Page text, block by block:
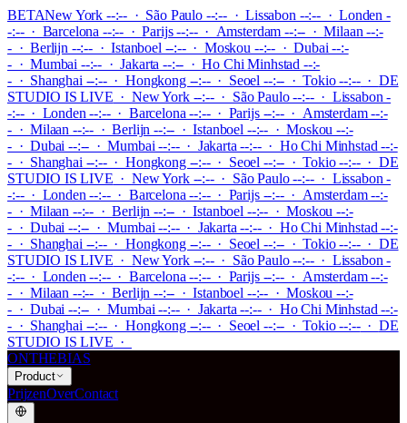
BETANew York --:-- · São Paulo --:-- · Lissabon --:-- · Londen -
-:-- · Barcelona --:-- · Parijs --:-- · Amsterdam --:-- · Milaan --:-
- · Berlijn --:-- · Istanboel --:-- · Moskou --:-- · Dubai --:-
- · Mumbai --:-- · Jakarta --:-- · Ho Chi Minhstad --:-
- · Shanghai --:-- · Hongkong --:-- · Seoel --:-- · Tokio --:--· DE
STUDIO IS LIVE · New York --:-- · São Paulo --:-- · Lissabon -
-:-- · Londen --:-- · Barcelona --:-- · Parijs --:-- · Amsterdam --:-
- · Milaan --:-- · Berlijn --:-- · Istanboel --:-- · Moskou --:-
- · Dubai --:-- · Mumbai --:-- · Jakarta --:-- · Ho Chi Minhstad --:-
- · Shanghai --:-- · Hongkong --:-- · Seoel --:-- · Tokio --:--· DE
STUDIO IS LIVE · New York --:-- · São Paulo --:-- · Lissabon -
-:-- · Londen --:-- · Barcelona --:-- · Parijs --:-- · Amsterdam --:-
- · Milaan --:-- · Berlijn --:-- · Istanboel --:-- · Moskou --:-
- · Dubai --:-- · Mumbai --:-- · Jakarta --:-- · Ho Chi Minhstad --:-
- · Shanghai --:-- · Hongkong --:-- · Seoel --:-- · Tokio --:--· DE
STUDIO IS LIVE · New York --:-- · São Paulo --:-- · Lissabon -
-:-- · Londen --:-- · Barcelona --:-- · Parijs --:-- · Amsterdam --:-
- · Milaan --:-- · Berlijn --:-- · Istanboel --:-- · Moskou --:-
- · Dubai --:-- · Mumbai --:-- · Jakarta --:-- · Ho Chi Minhstad --:-
- · Shanghai --:-- · Hongkong --:-- · Seoel --:-- · Tokio --:--· DE
STUDIO IS LIVE ·
ONTHEBIAS
Product
PrijzenOverContact